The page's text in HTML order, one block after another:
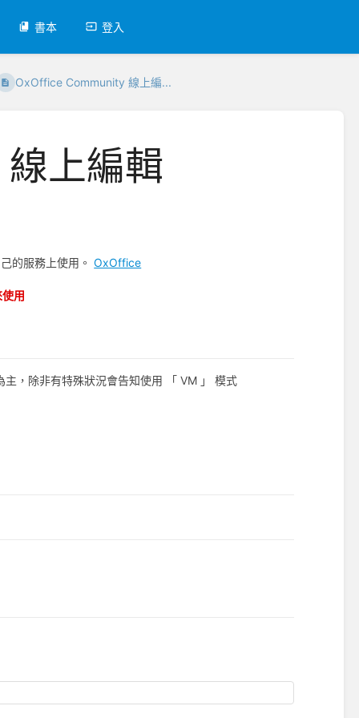
書本 登入
OxOffice Community 線上編...
上編輯
的服務上使用。OxOffice
用
，除非有特殊狀況會告知使用 「 VM 」 模式